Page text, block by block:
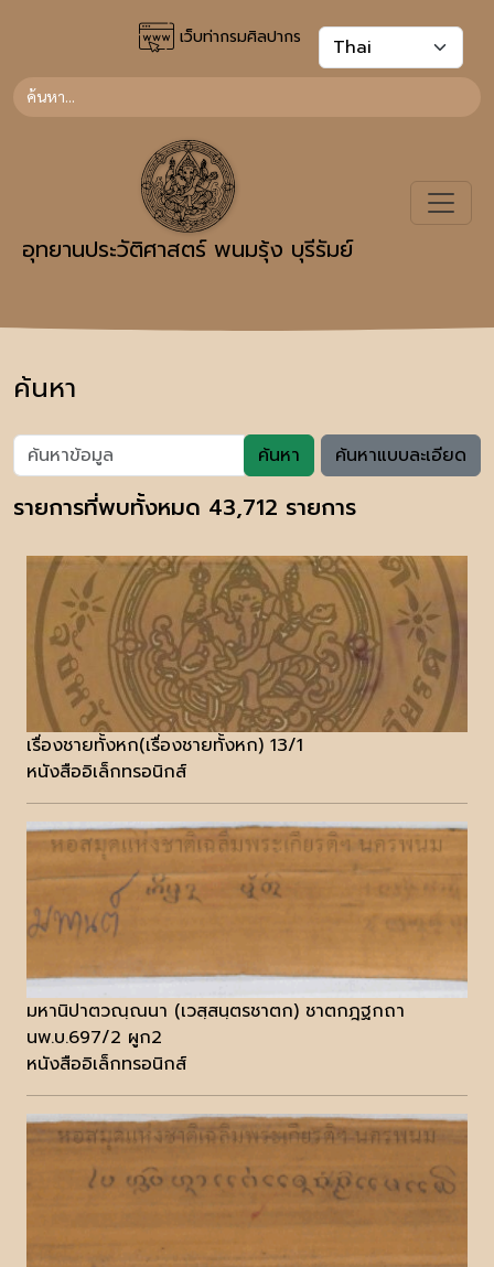
เว็บท่ากรมศิลปากร
อุทยานประวัติศาสตร์ พนมรุ้ง บุรีรัมย์
ค้นหา
ค้นหา ค้นหาแบบละเอียด
รายการที่พบทั้งหมด 43,712 รายการ
เรื่องชายทั้งหก(เรื่องชายทั้งหก) 13/1
หนังสืออิเล็กทรอนิกส์
มหานิปาตวณฺณนา (เวสฺสนฺตรชาตก) ชาตกฎฐกถา
นพ.บ.697/2 ผูก2
หนังสืออิเล็กทรอนิกส์